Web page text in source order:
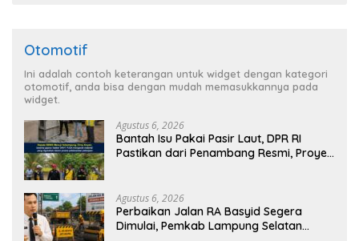
Otomotif
Ini adalah contoh keterangan untuk widget dengan kategori
otomotif, anda bisa dengan mudah memasukkannya pada
widget.
Agustus 6, 2026
Bantah Isu Pakai Pasir Laut, DPR RI
Pastikan dari Penambang Resmi, Proyek
Agustus 6, 2026
Perbaikan Jalan RA Basyid Segera
Dimulai, Pemkab Lampung Selatan